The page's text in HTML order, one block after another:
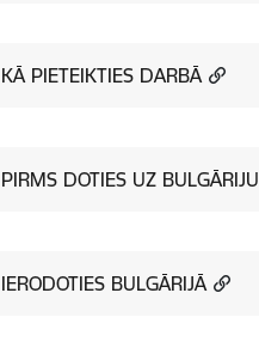
KĀ PIETEIKTIES DARBĀ
PIRMS DOTIES UZ BULGĀRIJU
IERODOTIES BULGĀRIJĀ